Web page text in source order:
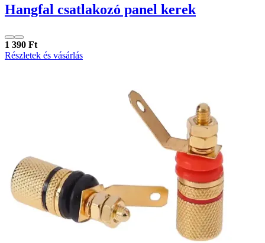
Hangfal csatlakozó panel kerek
1 390 Ft
Részletek és vásárlás